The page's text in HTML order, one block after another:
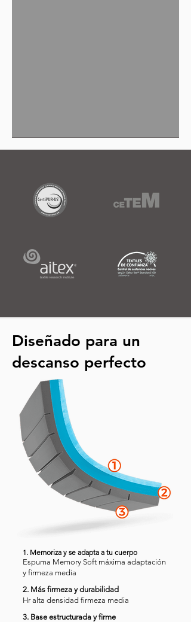
Diseñado para un
descanso perfecto
1. Memoriza y se adapta a tu cuerpo
Espuma Memory Soft máxima adaptación
y firmeza media
2. Más firmeza y durabilidad
Hr alta densidad firmeza media
3. Base estructurada y firme